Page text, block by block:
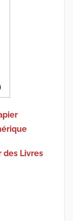
des Livres